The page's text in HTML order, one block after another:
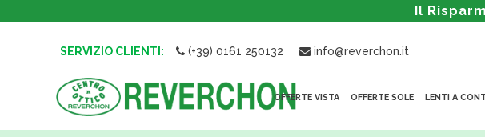
Il
SERVIZIO CLIENTI: (+39) 0161 250132 info@reverchon.it
OFFERTE VISTA OFFERTE SOLE LENTI A